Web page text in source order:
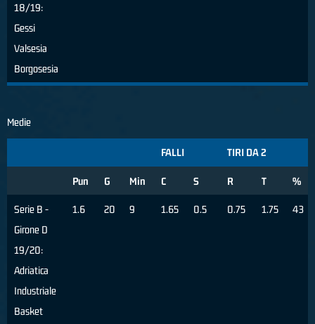
18/19:
Gessi
Valsesia
Borgosesia
Medie
FALLI TIRI DA 2
Pun G Min C S R T %
Serie B -
Girone D
19/20:
Adriatica
Industriale
Basket
1.6 20 9 1.65 0.5 0.75 1.75 43